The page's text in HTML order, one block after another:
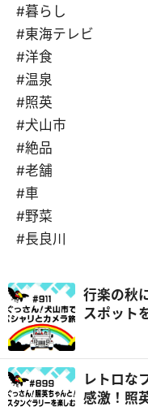
#暮らし
#東海テレビ
#洋食
#温泉
#照英
#犬山市
#絶品
#老舗
#車
#野菜
#長良川
行楽の秋
スポット
レトロな
感激！照